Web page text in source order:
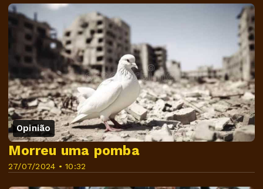
Opinião
27/07/2024 • 10:32
Morreu uma pomba